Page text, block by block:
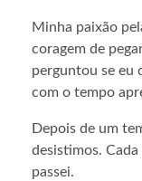
Minha paixão
coragem de
perguntou se eu
com o tempo
Depois de um
desistimos.
passei.